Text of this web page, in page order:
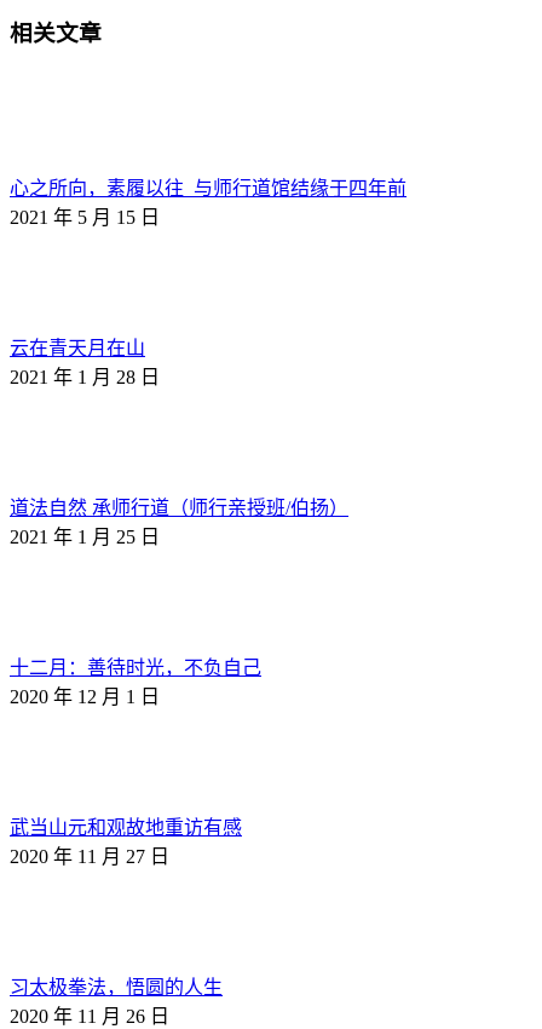
相关文章
心之所向，素履以往_与师行道馆结缘于四年前
2021 年 5 月 15 日
云在青天月在山
2021 年 1 月 28 日
道法自然 承师行道（师行亲授班/伯扬）
2021 年 1 月 25 日
十二月：善待时光，不负自己
2020 年 12 月 1 日
武当山元和观故地重访有感
2020 年 11 月 27 日
习太极拳法，悟圆的人生
2020 年 11 月 26 日